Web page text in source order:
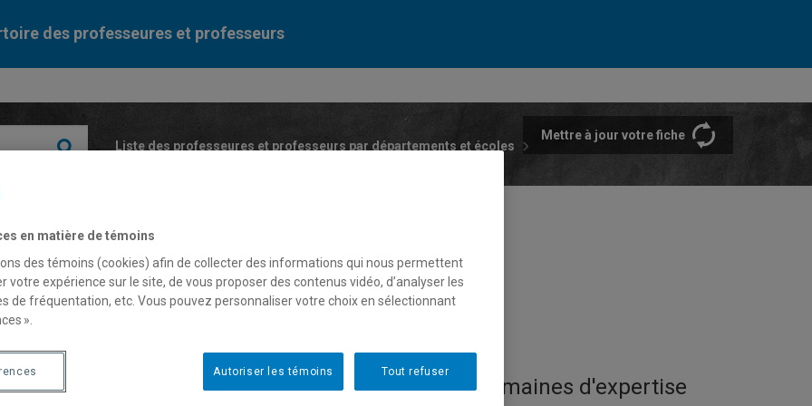
des professeures et professeurs
Liste des professeures et professeurs par départements et écoles
Mettre à jour votre fiche
Mandé
Domaines d'expertise
en matière de témoins
des témoins (cookies) afin de collecter des informations qui nous permettent
votre expérience sur le site, de vous proposer des contenus vidéo, d’analyser les
de fréquentation, etc. Vous pouvez personnaliser votre choix en sélectionnant
».
Tout refuser
Autoriser les témoins